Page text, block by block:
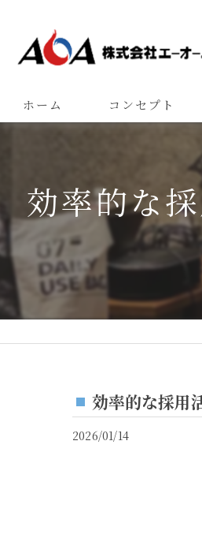
ホーム コンセプト
効率的な
効率的な採用
2026/01/14